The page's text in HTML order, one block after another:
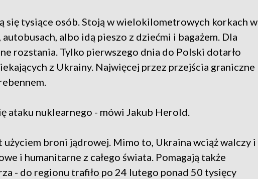
się tysiące osób. Stoją w wielokilometrowych korkach w
albo idą pieszo z dziećmi i bagażem. Dla
rozstania. Tylko pierwszego dnia do Polski dotarło
z Ukrainy. Najwięcej przez przejścia graniczne
ataku nuklearnego - mówi Jakub Herold.
użyciem broni jądrowej. Mimo to, Ukraina wciąż walczy i
i humanitarne z całego świata. Pomagają także
- do regionu trafiło po 24 lutego ponad 50 tysięcy